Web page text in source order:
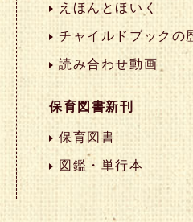
えほんとほいく
チャイルドブックの
読み合わせ動画
保育図書新刊
保育図書
図鑑・単行本